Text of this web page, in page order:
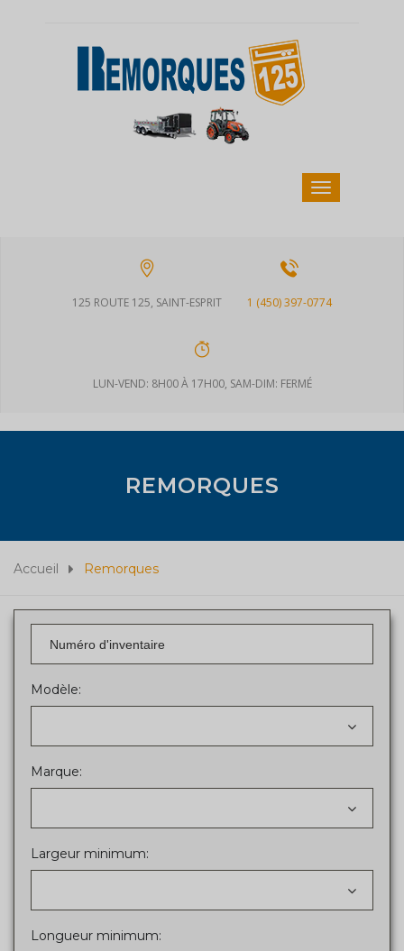
125 ROUTE 125, SAINT-ESPRIT 1 (450) 397-0774
LUN-VEND: 8H00 À 17H00, SAM-DIM: FERMÉ
REMORQUES
Accueil Remorques
Modèle:
Marque:
Largeur minimum:
Longueur minimum: